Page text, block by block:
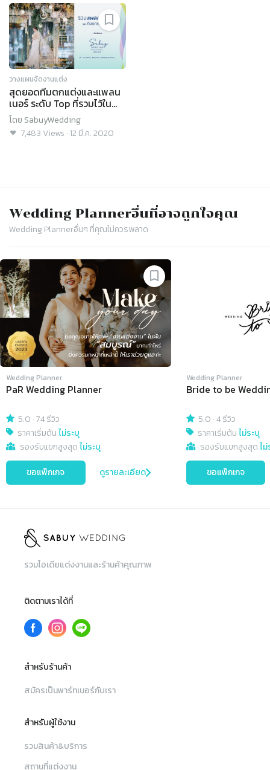
วางแผนจัดงานแต่ง
สุดยอดทีมตกแต่งและแพลน
เนอร์ ระดับ Top ที่รวมไว้ใน
งาน SabuyWedding
Festival 2020!
โดย SabuyWedding
7,483 Views ·12 มี.ค. 2020
Wedding Plannerอื่นที่อาจถูกใจคุณ
Wedding Plannerอื่นๆ ที่คุณไม่ควรพลาด
Slide 1 of 4
Wedding Planner
PaR Wedding Planner
5.0 ·74 รีวิว
ราคาเริ่มต้นไม่ระบุ
รองรับแขกสูงสุดไม่ระบุ
ขอแพ็กเกจ ดูรายละเอียด
Wedding Planner
Bride to be
5.0 ·4 รีวิว
ราคาเริ่มต้นไม่ระบุ
รองรับแขกสูงสุดไ
ขอแพ็กเกจ
รวมไอเดียแต่งงานและร้านค้าคุณภาพ
ติดตามเราได้ที่
สำหรับร้านค้า
สมัครเป็นพาร์ทเนอร์กับเรา
สำหรับผู้ใช้งาน
รวมสินค้า&บริการ
สถานที่แต่งงาน